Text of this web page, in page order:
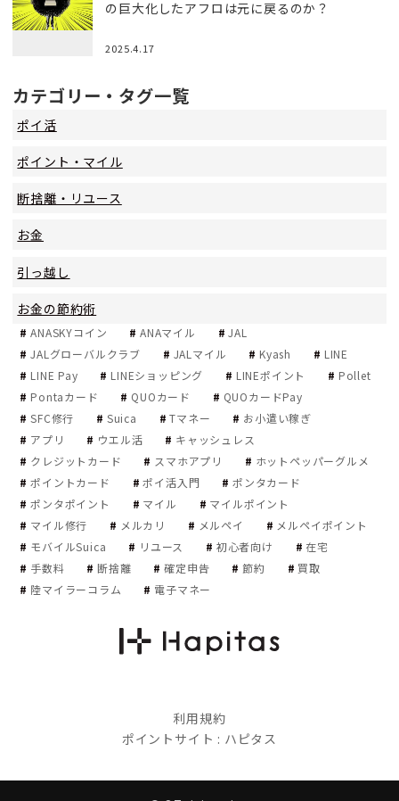
の巨大化したアフロは元に戻るのか？
2025.4.17
カテゴリー・タグ一覧
ポイ活
ポイント・マイル
断捨離・リユース
お金
引っ越し
お金の節約術
ANASKYコイン ANAマイル
JAL
JALグローバルクラブ
JALマイル Kyash
LINE
LINE Pay
LINEショッピング LINEポイント
Pollet
Pontaカード
QUOカード
QUOカードPay
SFC修行
Suica Tマネー
お小遣い稼ぎ
アプリ
ウエル活
キャッシュレス
クレジットカード
スマホアプリ
ホットペッパーグルメ
ポイントカード
ポイ活入門
ポンタカード
ポンタポイント
マイル
マイルポイント
マイル修行
メルカリ メルペイ
メルペイポイント
モバイルSuica
リユース 初心者向け
在宅
手数料
断捨離 確定申告 節約
買取
陸マイラーコラム
電子マネー
利用規約
ポイントサイト : ハピタス